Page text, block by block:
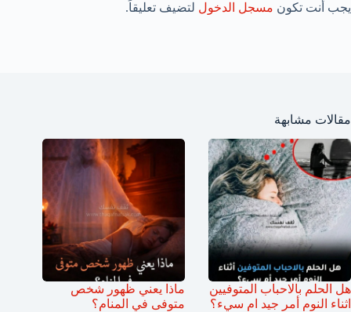
يجب أنت تكون مسجل الدخول لتضيف تعليقاً.
مقالات مشابهة
هل الحلم بالاحباب المتوفيين
اثناء النوم أمر جيد ام سيء؟
ماذا يعني ظهور شخص
متوفى في المنام؟